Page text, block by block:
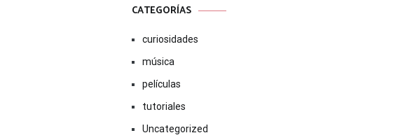
CATEGORÍAS
curiosidades
música
películas
tutoriales
Uncategorized